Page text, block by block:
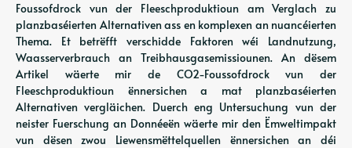
Foussofdrock vun der Fleeschproduktioun am Verglach zu
planzbaséierten Alternativen ass en komplexen an nuancéierten
Thema. Et betrëfft verschidde Faktoren wéi Landnutzung,
Waasserverbrauch an Treibhausgasemissiounen. An dësem
Artikel wäerte mir de CO2-Foussofdrock vun der
Fleeschproduktioun ënnersichen a mat planzbaséierten
Alternativen vergläichen. Duerch eng Untersuchung vun der
neister Fuerschung an Donnéeën wäerte mir den Ëmweltimpakt
vun dësen zwou Liewensmëttelquellen ënnersichen an déi